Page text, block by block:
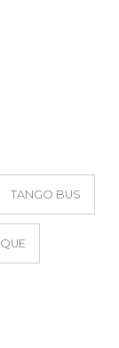
TANGO BUS